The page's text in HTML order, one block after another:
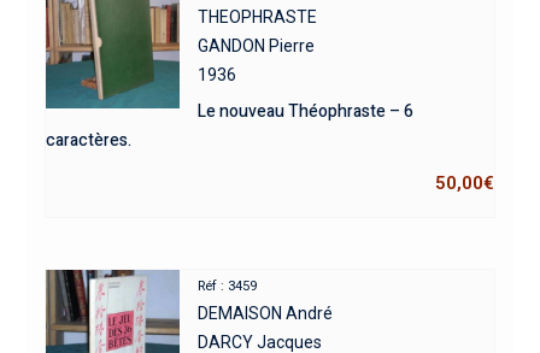
THEOPHRASTE
GANDON Pierre
1936
Le nouveau Théophraste – 6
caractères.
50,00€
Réf : 3459
DEMAISON André
DARCY Jacques